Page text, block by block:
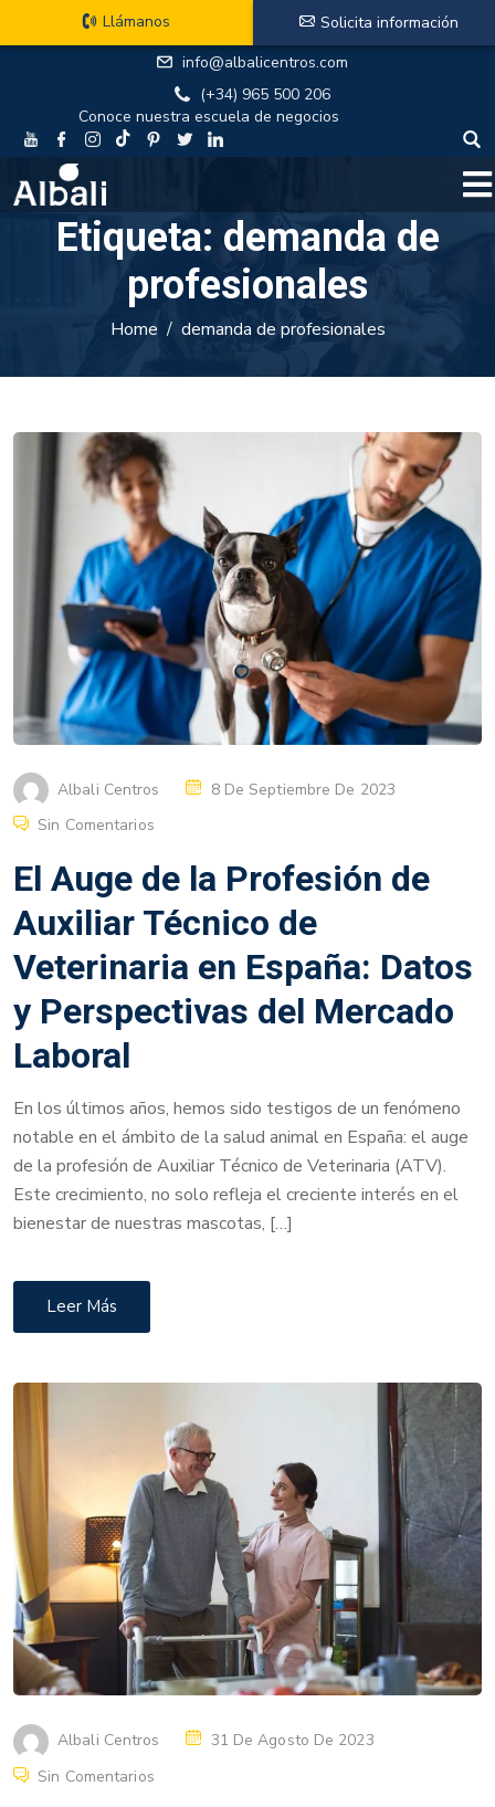
info@albalicentros.com
(+34) 965 500 206
Conoce nuestra escuela de negocios
Llámanos Solicita información
Etiqueta: demanda de
profesionales
Home demanda de profesionales
Albali Centros
8 De Septiembre De 2023
Sin Comentarios
El Auge de la Profesión de
Auxiliar Técnico de
Veterinaria en España: Datos
y Perspectivas del Mercado
Laboral
En los últimos años, hemos sido testigos de un fenómeno
notable en el ámbito de la salud animal en España: el auge
de la profesión de Auxiliar Técnico de Veterinaria (ATV).
Este crecimiento, no solo refleja el creciente interés en el
bienestar de nuestras mascotas, […]
Leer Más
Albali Centros
31 De Agosto De 2023
Sin Comentarios